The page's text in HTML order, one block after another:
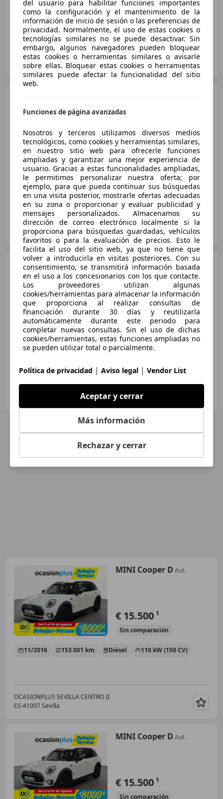
11/2016 153.001 km Diésel 110 kW (150 CV)
OCASIONPLUS LAS ROZAS II
ES-28232 LAS ROZAS
€ 12.990
Buenprecio
11/2016 111.208 km Diésel 110 kW (150 CV)
FLEXICAR MURCIA.
ES-3007 MURCIA
MINI Cooper D
€ 12.990 1
Sincomparación
10/2016 107.378 km Diésel 110 kW (150 CV)
MINI Cooper D Aut.
€ 15.500 1
Sin comparación
11/2016 153.001 km Diésel 110 kW (150 CV)
OCASIONPLUS SEVILLA CENTRO II
ES-41007 Sevilla
MINI Cooper D Aut.
€ 15.500 1
Sin comparación
del usuario para habilitar funciones importantes
como la configuración y el mantenimiento de la
información de inicio de sesión o las preferencias de
privacidad. Normalmente, el uso de estas cookies o
tecnologías similares no se puede desactivar. Sin
embargo, algunos navegadores pueden bloquear
estas cookies o herramientas similares o avisarle
sobre ellas. Bloquear estas cookies o herramientas
similares puede afectar la funcionalidad del sitio
web.
Funciones de página avanzadas
Nosotros y terceros utilizamos diversos medios
tecnológicos, como cookies y herramientas similares,
en nuestro sitio web para ofrecerle funciones
ampliadas y garantizar una mejor experiencia de
usuario. Gracias a estas funcionalidades ampliadas,
le permitimos personalizar nuestra oferta; por
ejemplo, para que pueda continuar sus búsquedas
en una visita posterior, mostrarle ofertas adecuadas
en su zona o proporcionar y evaluar publicidad y
mensajes personalizados. Almacenamos su
dirección de correo electrónico localmente si la
proporciona para búsquedas guardadas, vehículos
favoritos o para la evaluación de precios. Esto le
facilita el uso del sitio web, ya que no tiene que
volver a introducirla en visitas posteriores. Con su
consentimiento, se transmitirá información basada
en el uso a los concesionarios con los que contacte.
Los proveedores utilizan algunas
cookies/herramientas para almacenar la información
que proporciona al realizar consultas de
financiación durante 30 días y reutilizarla
automáticamente durante este periodo para
completar nuevas consultas. Sin el uso de dichas
cookies/herramientas, estas funciones ampliadas no
se pueden utilizar total o parcialmente.
Política de privacidad | Aviso legal | Vendor List
Aceptar y cerrar
Más información
Rechazar y cerrar